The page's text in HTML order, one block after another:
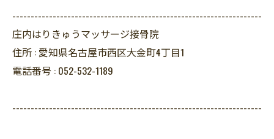
--------------------------------------------------------------------
庄内はりきゅうマッサージ接骨院
住所 : 愛知県名古屋市西区大金町4丁目1
電話番号 : 052-532-1189
--------------------------------------------------------------------